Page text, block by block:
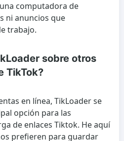
computadora de
ni anuncios que
trabajo.
sobre otros
TikTok?
en línea, TikLoader se
opción para las
de enlaces Tiktok. He aquí
prefieren para guardar